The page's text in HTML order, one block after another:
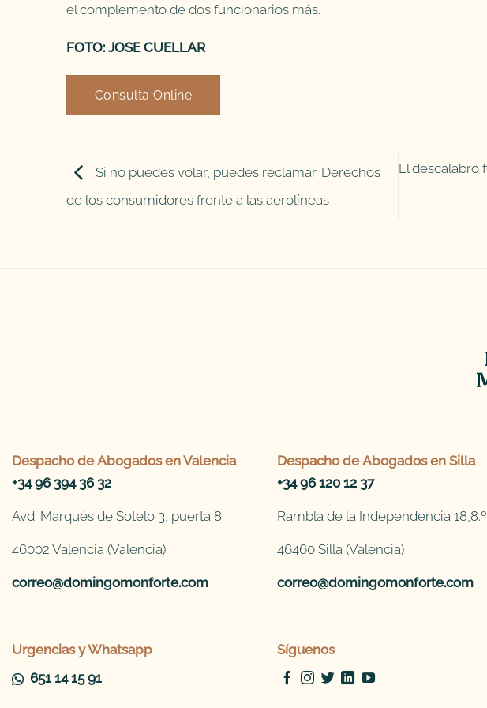
el complemento de dos funcionarios más.
FOTO: JOSE CUELLAR
Consulta Online
Si no puedes volar, puedes reclamar. Derechos
de los consumidores frente a las aerolíneas
El descalabro
Despacho de Abogados en Valencia
+34 96 394 36 32
Avd. Marqués de Sotelo 3, puerta 8
46002 Valencia (Valencia)
correo@domingomonforte.com
Urgencias y Whatsapp
651 14 15 91
Despacho de Abogados en Silla
+34 96 120 12 37
Rambla de la Independencia 18,8.º
46460 Silla (Valencia)
correo@domingomonforte.com
Síguenos